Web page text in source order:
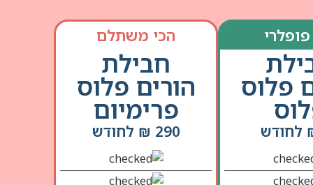
פלוס
הכי משתלם
חבילת
הורים פלוס
פרימיום
290 ₪ לחודש